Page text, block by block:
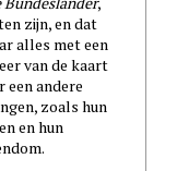
zijn, en dat
alles met een
van de kaart
een andere
zoals hun
en hun